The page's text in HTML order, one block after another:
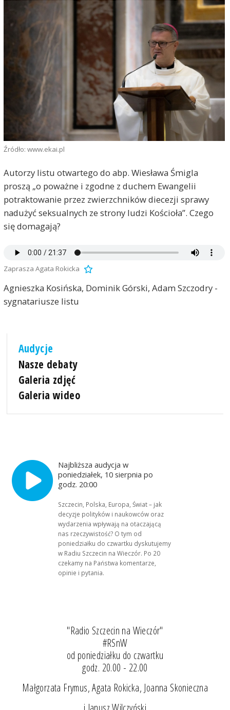
Źródło: www.ekai.pl
Autorzy listu otwartego do abp. Wiesława Śmigla
proszą „o poważne i zgodne z duchem Ewangelii
potraktowanie przez zwierzchników diecezji sprawy
nadużyć seksualnych ze strony ludzi Kościoła”. Czego
się domagają?
Zaprasza Agata Rokicka
Agnieszka Kosińska, Dominik Górski, Adam Szczodry -
sygnatariusze listu
Audycje
Nasze debaty
Galeria zdjęć
Galeria wideo
Najbliższa audycja w
poniedziałek, 10 sierpnia po
godz. 20:00
Szczecin, Polska, Europa, Świat – jak
decyzje polityków i naukowców oraz
wydarzenia wpływają na otaczającą
nas rzeczywistość? O tym od
poniedziałku do czwartku dyskutujemy
w Radiu Szczecin na Wieczór. Po 20
czekamy na Państwa komentarze,
opinie i pytania.
"Radio Szczecin na Wieczór"
#RSnW
od poniedziałku do czwartku
godz. 20.00 - 22.00
Małgorzata Frymus, Agata Rokicka, Joanna Skonieczna